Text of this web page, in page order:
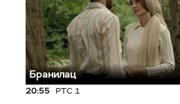
Бранилац
20:55 РТС 1